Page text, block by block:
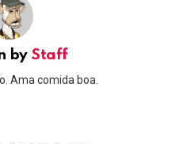
by Staff
Ama comida boa.